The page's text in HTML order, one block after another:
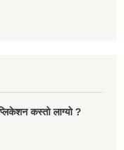
कस्तो लाग्यो ?